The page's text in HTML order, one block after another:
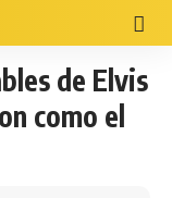
de Elvis
como el